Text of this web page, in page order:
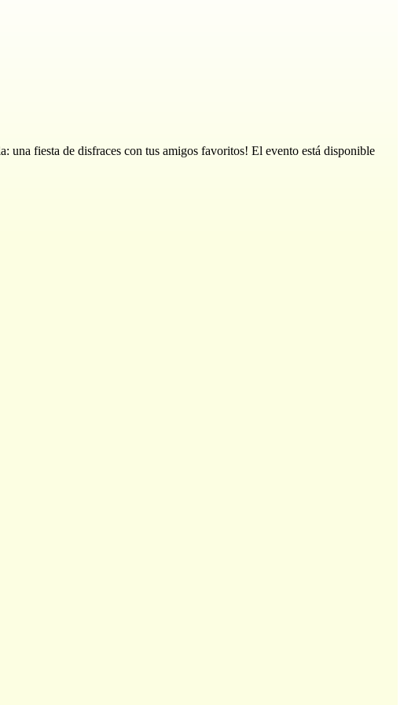
una fiesta de disfraces con tus amigos favoritos! El evento está disponible